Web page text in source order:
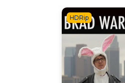
HDRip